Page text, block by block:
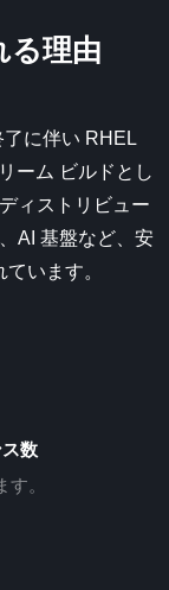
る理由
に伴い RHEL
ーム ビルドとし
ィストリビュー
AI 基盤など、安
います。
数
。